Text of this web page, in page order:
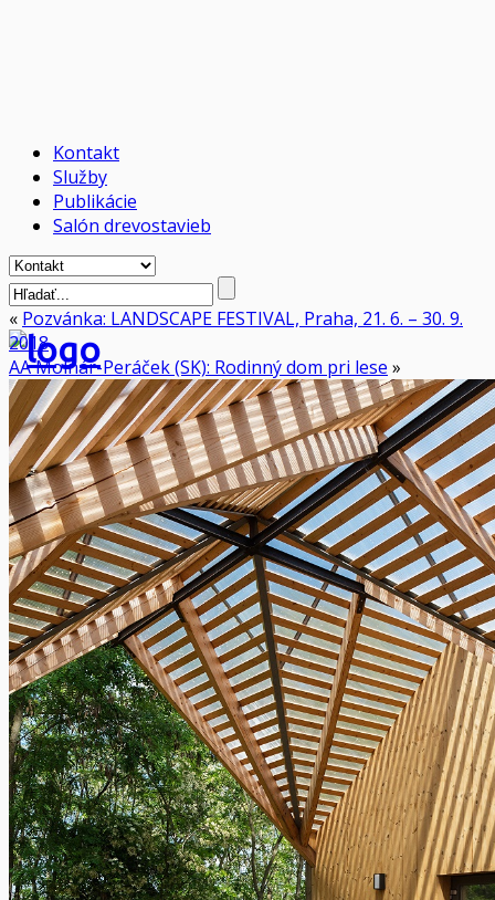
Kontakt
Služby
Publikácie
Salón drevostavieb
« Pozvánka: LANDSCAPE FESTIVAL, Praha, 21. 6. – 30. 9.
2018
AA Molnár-Peráček (SK): Rodinný dom pri lese »